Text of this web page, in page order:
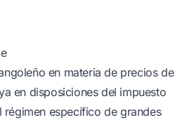
en materia de precios de
en disposiciones del impuesto
régimen específico de grandes